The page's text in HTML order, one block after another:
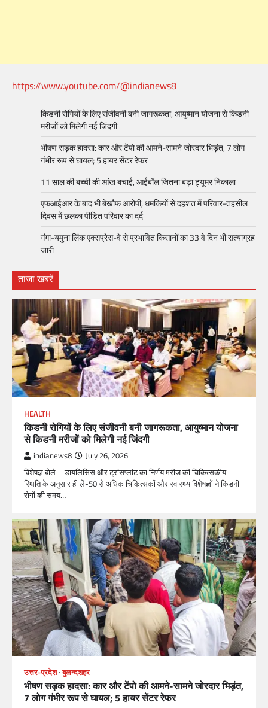
https://www.youtube.com/@indianews8
किडनी रोगियों के लिए संजीवनी बनी जागरूकता, आयुष्मान योजना से किडनी
मरीजों को मिलेगी नई जिंदगी
भीषण सड़क हादसा: कार और टेंपो की आमने-सामने जोरदार भिड़ंत, 7 लोग
गंभीर रूप से घायल; 5 हायर सेंटर रेफर​
11 साल की बच्ची की आंख बचाई, आईबॉल जितना बड़ा ट्यूमर निकाला
एफआईआर के बाद भी बेखौफ आरोपी, धमकियों से दहशत में परिवार-तहसील
दिवस में छलका पीड़ित परिवार का दर्द
गंगा-यमुना लिंक एक्सप्रेस-वे से प्रभावित किसानों का 33 वे दिन भी सत्याग्रह
जारी
ताजा खबरें
HEALTH
किडनी रोगियों के लिए संजीवनी बनी जागरूकता, आयुष्मान योजना
से किडनी मरीजों को मिलेगी नई जिंदगी
indianews8 July 26, 2026
विशेषज्ञ बोले—डायलिसिस और ट्रांसप्लांट का निर्णय मरीज की चिकित्सकीय
स्थिति के अनुसार ही लें-50 से अधिक चिकित्सकों और स्वास्थ्य विशेषज्ञों ने किडनी
रोगों की समय…
उत्तर-प्रदेश बुलन्दशहर
भीषण सड़क हादसा: कार और टेंपो की आमने-सामने जोरदार भिड़ंत,
7 लोग गंभीर रूप से घायल; 5 हायर सेंटर रेफर​